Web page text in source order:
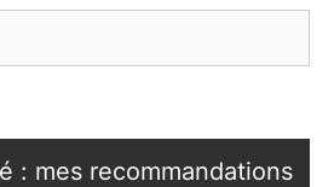
: mes recommandations